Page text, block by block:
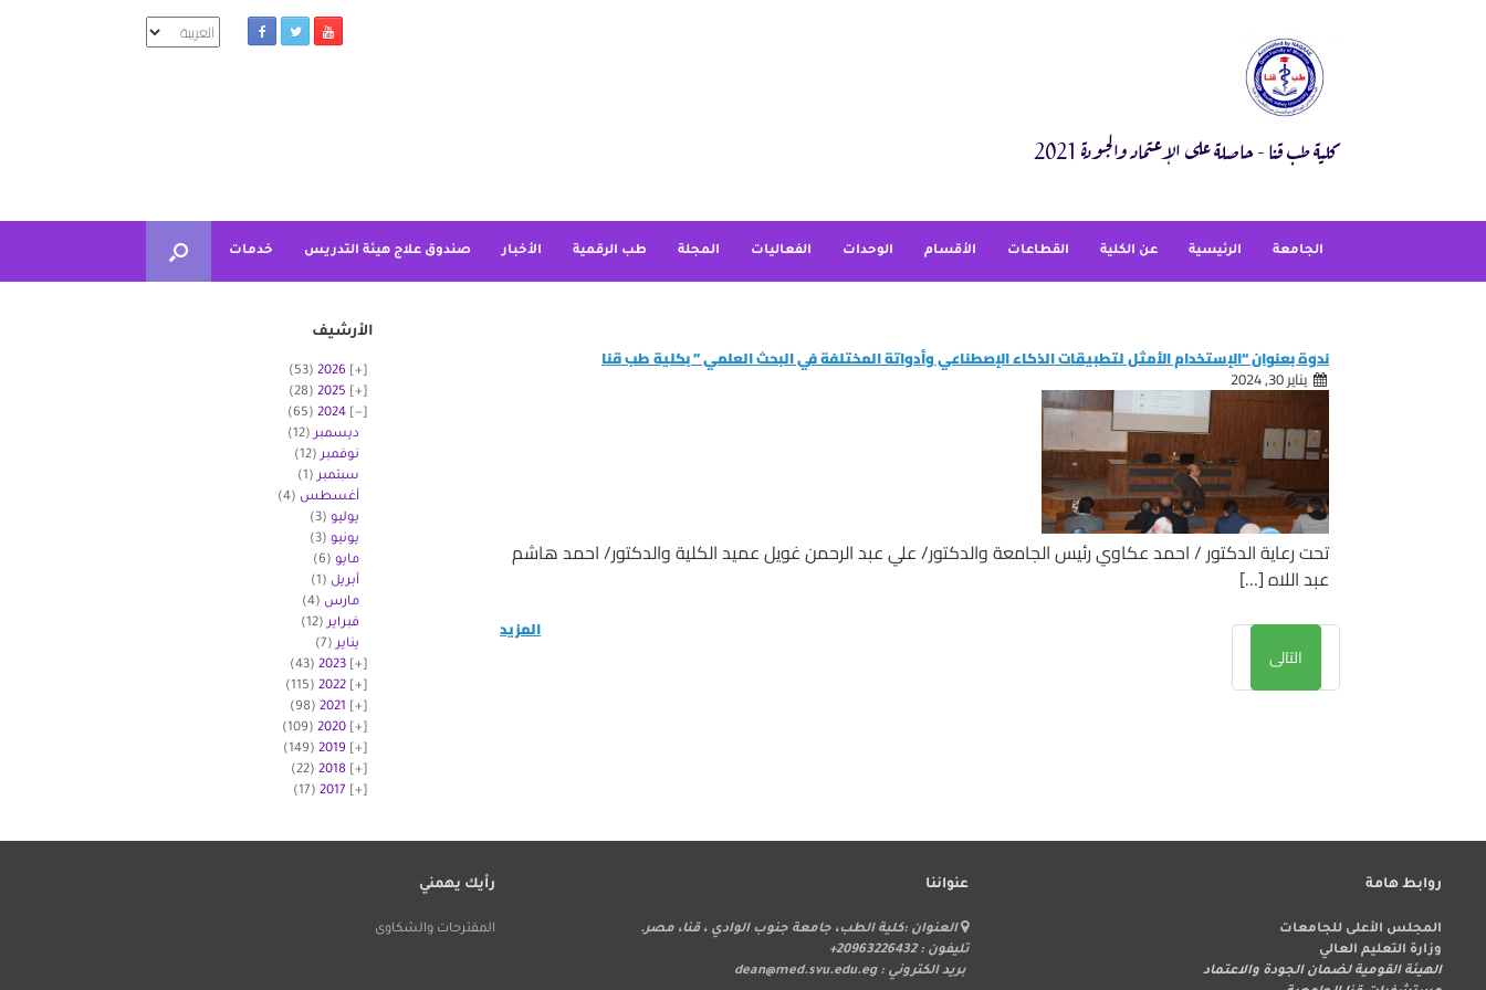
كلية طب قنا - حاصلة على الإعتماد والجودة 2021
اختر
لغة
الجامعة الرئيسية عن الكلية القطاعات الأقسام الوحدات الفعاليات المجلة طب الرقمية الأخبار صندوق علاج هيئة التدريس خدمات
ندوة بعنوان “الإستخدام الأمثل لتطبيقات الذكاء الإصطناعي وأدواتة المختلفة في البحث العلمي ” بكلية طب قنا
يناير 30, 2024
تحت رعاية الدكتور / احمد عكاوي رئيس الجامعة والدكتور/ علي عبد الرحمن غويل عميد الكلية والدكتور/ احمد هاشم
عبد اللاه […]
المزيد
التالى
الأرشيف
2026
(53)
2025
(28)
2024
(65)
ديسمبر(12)
نوفمبر(12)
سبتمبر(1)
أغسطس (4)
يوليو (3)
يونيو (3)
مايو (6)
أبريل (1)
مارس (4)
فبراير(12)
يناير(7)
2023
(43)
2022
(115)
2021
(98)
2020
(109)
2019
(149)
2018
(22)
2017
(17)
روابط هامة
المجلس الأعلى للجامعات
وزارة التعليم العالي
الهيئة القومية لضمان الجودة والاعتماد
عنواننا
العنوان :كلية الطب، جامعة جنوب الوادي ، قنا، مصر.
تليفون : 20963226432+
بريد الكتروني : dean@med.svu.edu.eg
رأيك يهمني
المقترحات والشكاوى